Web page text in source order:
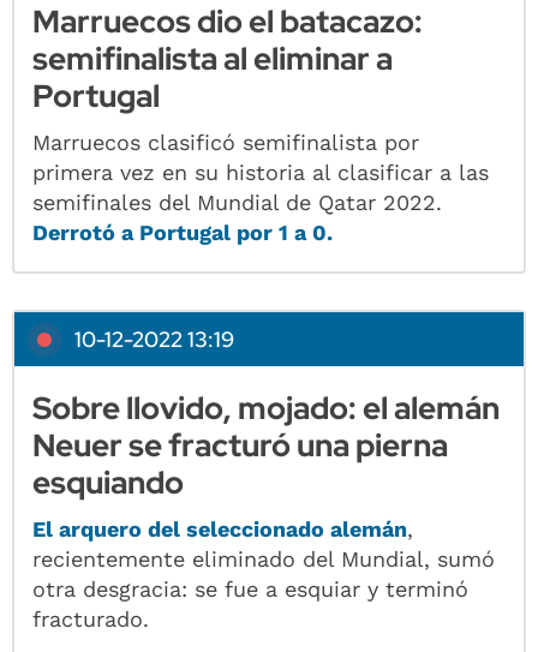
Marruecos dio el batacazo:
semifinalista al eliminar a
Portugal
Marruecos clasificó semifinalista por
primera vez en su historia al clasificar a las
semifinales del Mundial de Qatar 2022.
Derrotó a Portugal por 1 a 0.
10-12-2022 13:19
Sobre llovido, mojado: el alemán
Neuer se fracturó una pierna
esquiando
El arquero del seleccionado alemán,
recientemente eliminado del Mundial, sumó
otra desgracia: se fue a esquiar y terminó
fracturado.